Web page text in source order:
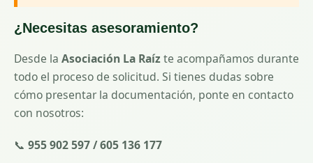
¿Necesitas asesoramiento?
Desde la Asociación La Raízte acompañamos durante
todo el proceso de solicitud. Si tienes dudas sobre
cómo presentar la documentación, ponte en contacto
con nosotros:
📞 955 902 597 / 605 136 177